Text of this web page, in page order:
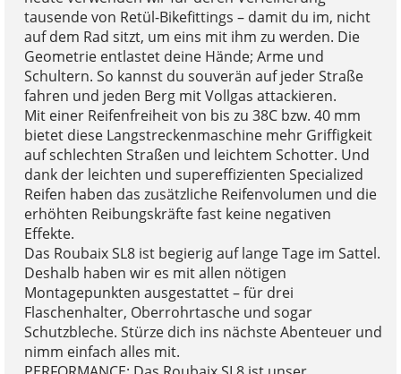
tausende von Retül-Bikefittings – damit du im, nicht
auf dem Rad sitzt, um eins mit ihm zu werden. Die
Geometrie entlastet deine Hände; Arme und
Schultern. So kannst du souverän auf jeder Straße
fahren und jeden Berg mit Vollgas attackieren.
Mit einer Reifenfreiheit von bis zu 38C bzw. 40 mm
bietet diese Langstreckenmaschine mehr Griffigkeit
auf schlechten Straßen und leichtem Schotter. Und
dank der leichten und supereffizienten Specialized
Reifen haben das zusätzliche Reifenvolumen und die
erhöhten Reibungskräfte fast keine negativen
Effekte.
Das Roubaix SL8 ist begierig auf lange Tage im Sattel.
Deshalb haben wir es mit allen nötigen
Montagepunkten ausgestattet – für drei
Flaschenhalter, Oberrohrtasche und sogar
Schutzbleche. Stürze dich ins nächste Abenteuer und
nimm einfach alles mit.